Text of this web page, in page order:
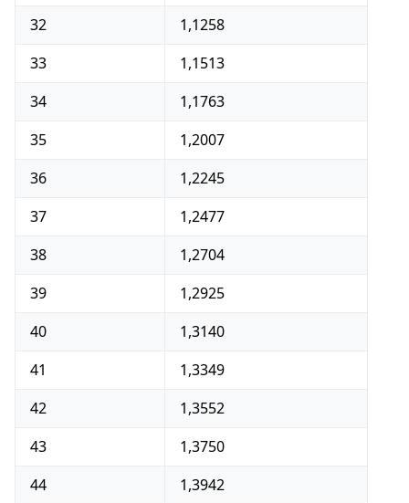
32
1,1258
33
1,1513
34
1,1763
35
1,2007
36
1,2245
37
1,2477
38
1,2704
39
1,2925
40
1,3140
41
1,3349
42
1,3552
43
1,3750
44
1,3942